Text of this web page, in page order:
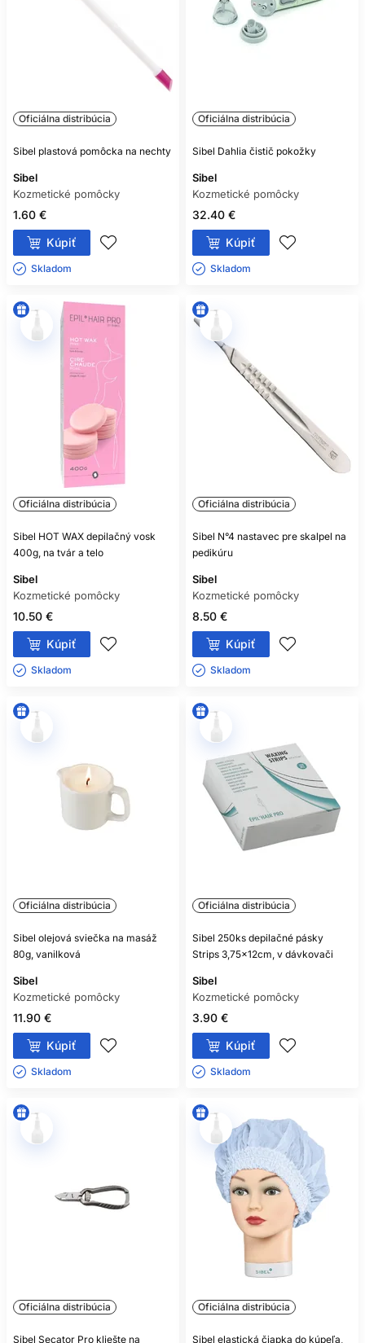
Oficiálna distribúcia
Sibel plastová pomôcka na nechty
Sibel
Kozmetické pomôcky
1.60 €
Kúpiť
Skladom ㅤ
Oficiálna distribúcia
Sibel Dahlia čistič pokožky
Sibel
Kozmetické pomôcky
32.40 €
Kúpiť
Skladom ㅤ
Oficiálna distribúcia
Sibel HOT WAX depilačný vosk
400g, na tvár a telo
Sibel
Kozmetické pomôcky
10.50 €
Kúpiť
Skladom ㅤ
Oficiálna distribúcia
Sibel N°4 nastavec pre skalpel na
pedikúru
Sibel
Kozmetické pomôcky
8.50 €
Kúpiť
Skladom ㅤ
Oficiálna distribúcia
Sibel olejová sviečka na masáž
80g, vanilková
Sibel
Kozmetické pomôcky
11.90 €
Kúpiť
Skladom ㅤ
Oficiálna distribúcia
Sibel 250ks depilačné pásky
Strips 3,75x12cm, v dávkovači
Sibel
Kozmetické pomôcky
3.90 €
Kúpiť
Skladom ㅤ
Oficiálna distribúcia
Sibel Secator Pro kliešte na
Oficiálna distribúcia
Sibel elastická čiapka do kúpeľa,